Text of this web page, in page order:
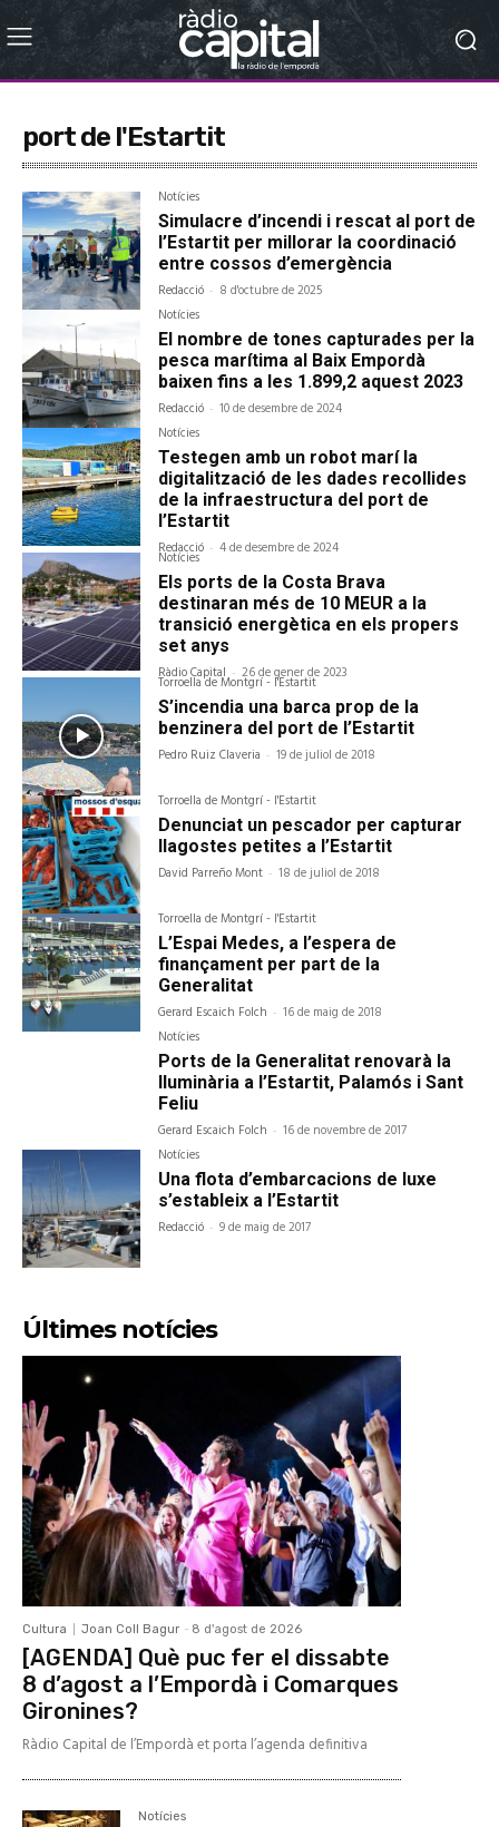
port de l'Estartit
Notícies
Simulacre d’incendi i rescat al port de
l’Estartit per millorar la coordinació
entre cossos d’emergència
Redacció - 8 d'octubre de 2025
Notícies
El nombre de tones capturades per la
pesca marítima al Baix Empordà
baixen fins a les 1.899,2 aquest 2023
Redacció - 10 de desembre de 2024
Notícies
Testegen amb un robot marí la
digitalització de les dades recollides
de la infraestructura del port de
l’Estartit
Redacció - 4 de desembre de 2024
Notícies
Els ports de la Costa Brava
destinaran més de 10 MEUR a la
transició energètica en els propers
set anys
Ràdio Capital - 26 de gener de 2023
Torroella de Montgrí - l'Estartit
S’incendia una barca prop de la
benzinera del port de l’Estartit
Pedro Ruiz Claveria - 19 de juliol de 2018
Torroella de Montgrí - l'Estartit
Denunciat un pescador per capturar
llagostes petites a l’Estartit
David Parreño Mont - 18 de juliol de 2018
Torroella de Montgrí - l'Estartit
L’Espai Medes, a l’espera de
finançament per part de la
Generalitat
Gerard Escaich Folch - 16 de maig de 2018
Notícies
Ports de la Generalitat renovarà la
lluminària a l’Estartit, Palamós i Sant
Feliu
Gerard Escaich Folch - 16 de novembre de 2017
Notícies
Una flota d’embarcacions de luxe
s’estableix a l’Estartit
Redacció - 9 de maig de 2017
Últimes notícies
Cultura Joan Coll Bagur - 8 d'agost de 2026
[AGENDA] Què puc fer el dissabte
8 d’agost a l’Empordà i Comarques
Gironines?
Ràdio Capital de l’Empordà et porta l’agenda definitiva
Notícies